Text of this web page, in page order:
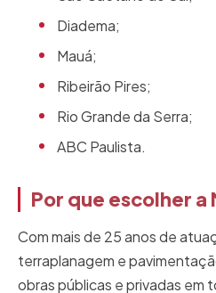
Diadema;
Mauá;
Ribeirão Pires;
Rio Grande da Serra;
ABC Paulista.
Por que escolher a
Com mais de 25 anos de
terraplanagem e
obras públicas e privadas em